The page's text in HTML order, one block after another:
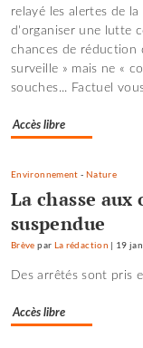
relayé les alertes de
d'organiser une lutte
chances de réduction
surveille » mais ne «
souches... Factuel
Accès libre
Environnement - Nature
La chasse
suspendue
Brève par La rédaction | 19
Des arrêtés sont pris
Accès libre